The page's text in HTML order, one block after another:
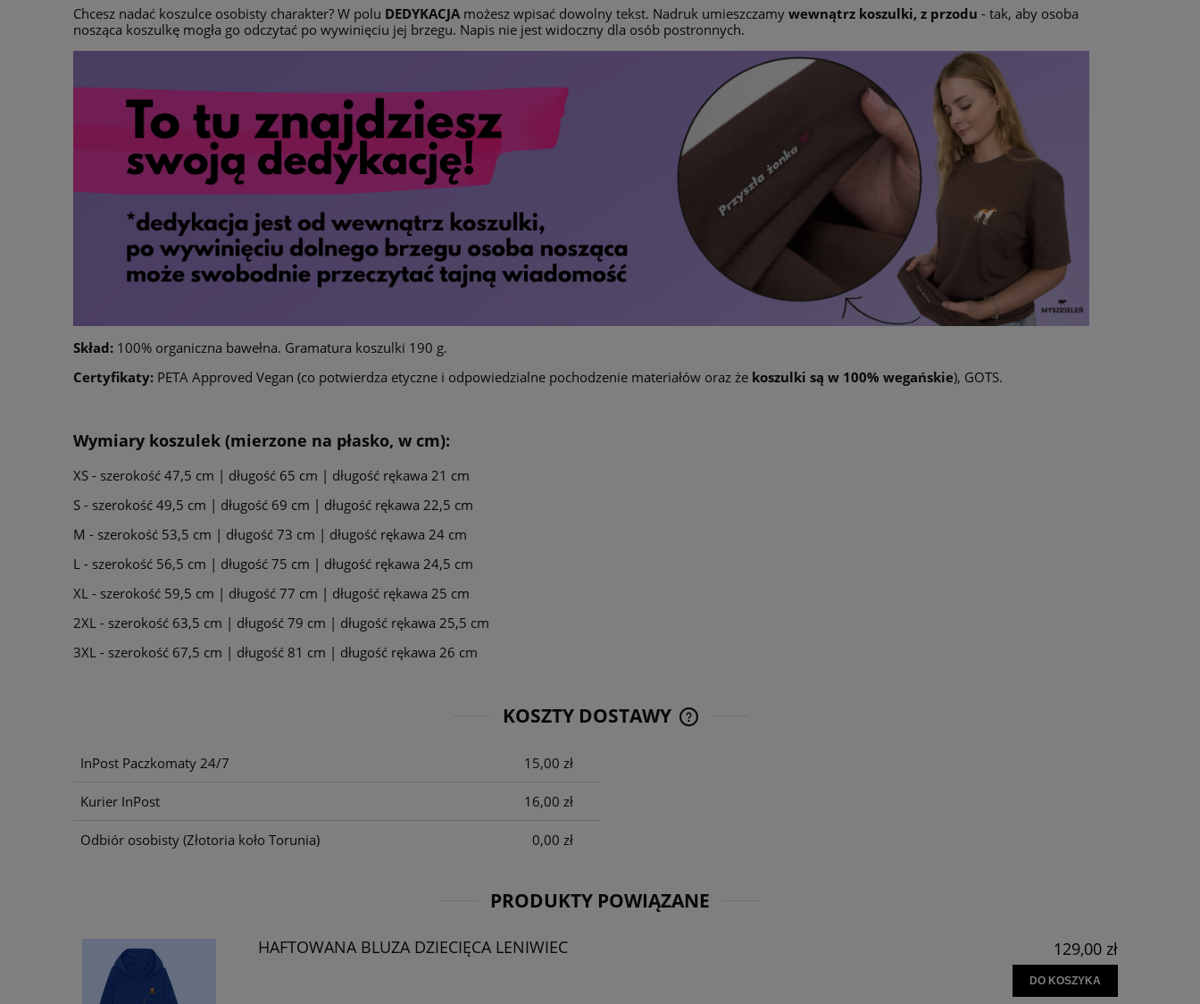
Chcesz nadać koszulce osobisty charakter? W polu DEDYKACJA możesz wpisać dowolny tekst. Nadruk umieszczamy wewnątrz koszulki, z przodu - tak, aby osoba
nosząca koszulkę mogła go odczytać po wywinięciu jej brzegu. Napis nie jest widoczny dla osób postronnych.
Skład: 100% organiczna bawełna. Gramatura koszulki 190 g.
Certyfikaty: PETA Approved Vegan (co potwierdza etyczne i odpowiedzialne pochodzenie materiałów oraz że koszulki są w 100% wegańskie), GOTS.
Wymiary koszulek (mierzone na płasko, w cm):
XS - szerokość 47,5 cm | długość 65 cm | długość rękawa 21 cm
S - szerokość 49,5 cm | długość 69 cm | długość rękawa 22,5 cm
M - szerokość 53,5 cm | długość 73 cm | długość rękawa 24 cm
L - szerokość 56,5 cm | długość 75 cm | długość rękawa 24,5 cm
XL - szerokość 59,5 cm | długość 77 cm | długość rękawa 25 cm
2XL - szerokość 63,5 cm | długość 79 cm | długość rękawa 25,5 cm
3XL - szerokość 67,5 cm | długość 81 cm | długość rękawa 26 cm
KOSZTY DOSTAWY
InPost Paczkomaty 24/7 15,00 zł
Kurier InPost 16,00 zł
Odbiór osobisty (Złotoria koło Torunia) 0,00 zł
PRODUKTY POWIĄZANE
HAFTOWANA BLUZA DZIECIĘCA LENIWIEC 129,00 zł
DO KOSZYKA